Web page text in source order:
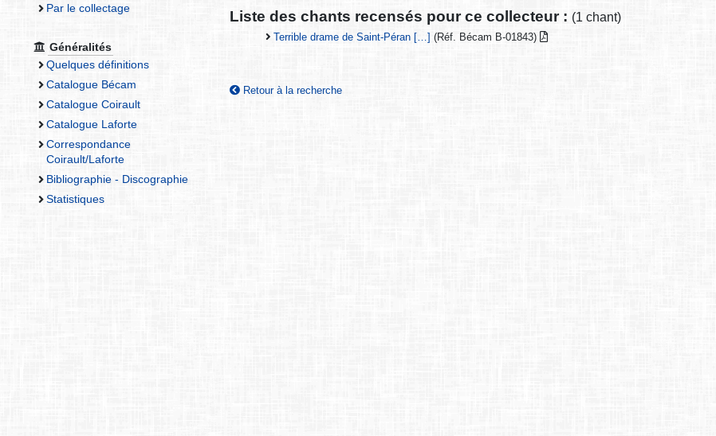
Par le collectage
Généralités
Quelques définitions
Catalogue Bécam
Catalogue Coirault
Catalogue Laforte
Correspondance
Coirault/Laforte
Bibliographie - Discographie
Statistiques
Liste des chants recensés pour ce collecteur : (1 chant)
Terrible drame de Saint-Péran […] (Réf. Bécam B-01843)
Retour à la recherche